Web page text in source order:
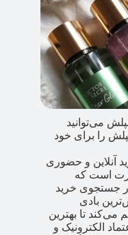
می‌توانید
را برای خود
آنلاین و حضوری
است که
جستجوی خرید
بادی
می‌کند تا بهترین
الکترونیک و